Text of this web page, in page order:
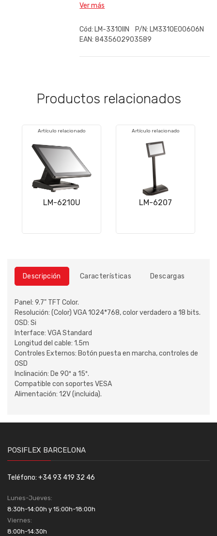
Ver más
Cód: LM-3310IIN P/N: LM3310E00606N
EAN: 8435602903589
Productos relacionados
Artículo relacionado
LM-6210U
Artículo relacionado
LM-6207
Descripción Características Descargas
Panel: 9.7" TFT Color.
Resolución: (Color) VGA 1024*768, color verdadero a 18 bits.
OSD: Si
Interface: VGA Standard
Longitud del cable: 1.5m
Controles Externos: Botón puesta en marcha, controles de
OSD
Inclinación: De 90º a 15º.
Compatible con soportes VESA
Alimentación: 12V (incluida).
POSIFLEX BARCELONA
Teléfono: +34 93 419 32 46
Lunes-Jueves:
8:30h-14:00h y 15:00h-18:00h
Viernes:
8:00h-14:30h